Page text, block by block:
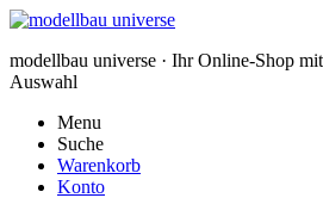
modellbau universe · Ihr Online-Shop
Auswahl
Menu
Suche
Warenkorb
Konto